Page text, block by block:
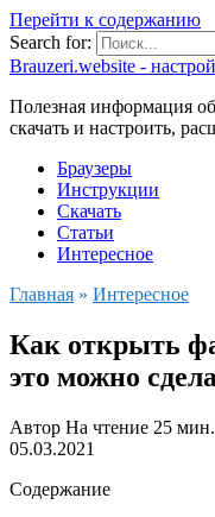
Перейти к содержанию
Search for:
Brauzeri.website -
Полезная информация
скачать и настроить,
Браузеры
Инструкции
Скачать
Статьи
Интересное
Главная » Интересное
Как открыть
это можно
Автор На чтение 25 мин.
05.03.2021
Содержание